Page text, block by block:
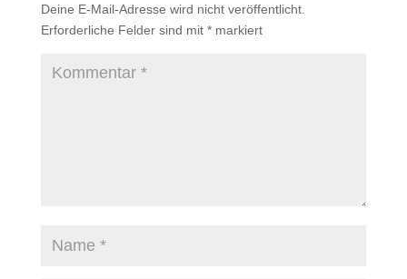
Deine E-Mail-Adresse wird nicht veröffentlicht.
Erforderliche Felder sind mit *markiert